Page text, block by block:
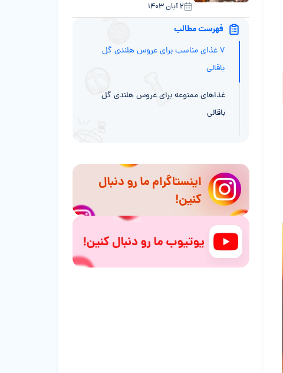
۲ آبان ۱۴۰۳
فهرست مطالب
۷ غذای مناسب برای عروس هلندی گل
باقالی
غذاهای ممنوعه برای عروس هلندی گل
باقالی